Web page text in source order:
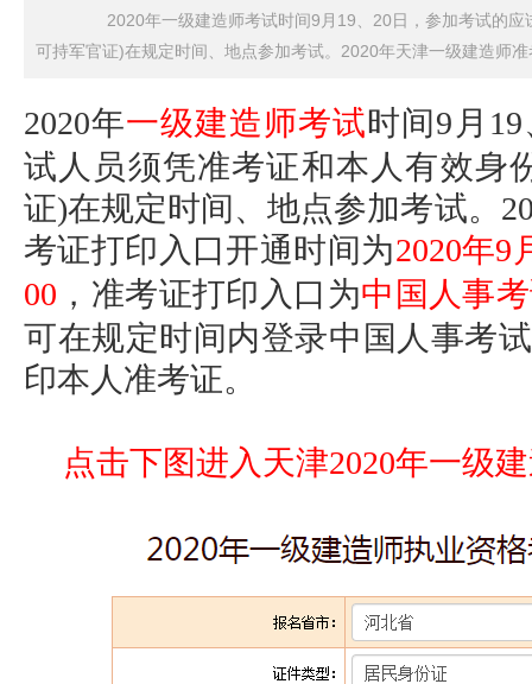
2020年一级建造师考试时间9月19、20日，参加考试的应
可持军官证)在规定时间、地点参加考试。2020年天津一级建造师
2020年一级建造师考试时间9月
试人员须凭准考证和本人有效身
证)在规定时间、地点参加考试。
考证打印入口开通时间为2020年9
00 ，准考证打印入口为中国人事
可在规定时间内登录中国人事考试
印本人准考证。
点击下图进入天津2020年一级